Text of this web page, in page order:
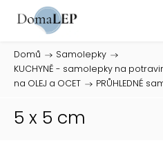
Domů / Samolepky /
KUCHYNĚ - samolepky na
na OLEJ a OCET / PRŮHLEDNÉ
5 x 5 cm